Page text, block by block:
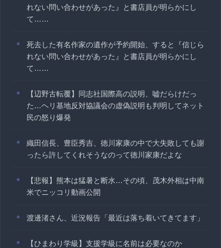
れない問い合わせがあった』と書店員が明らかにし
て……
死去した有名作家の遺作が予約開始、すると『信じら
れない問い合わせがあった』と書店員が明らかにし
て……
【辺野古転覆】同志社国際高の説明、嘘だらけだっ
た…ヘリ基地反対協議会の虚偽説明も判明してネット
民の怒り爆発
織田信長、豊臣秀吉、徳川家康の中で大失敗しても謝
ったら許してくれそうなのって徳川家康だよな
【悲報】熊本は猛暑と断水…その頃、茂木外相は中南
米でニッコリ動画公開
渡邊渚さん、近況報告「最近は落ち着いてきてます」
【ひまわり学級】支援学級に名前は必要なのか